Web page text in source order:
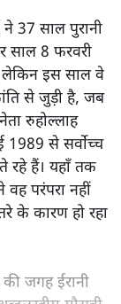
37 साल पुरानी
साल 8 फरवरी
लेकिन इस साल वे
से जुड़ी है, जब
रुहोल्लाह
1989 से सर्वोच्च
रहे हैं। यहाँ तक
वह परंपरा नहीं
के कारण हो रहा
जगह ईरानी